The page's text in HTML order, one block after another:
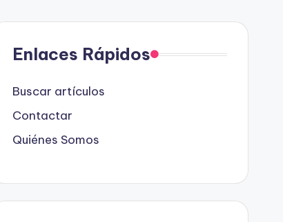
Enlaces Rápidos
Buscar artículos
Contactar
Quiénes Somos